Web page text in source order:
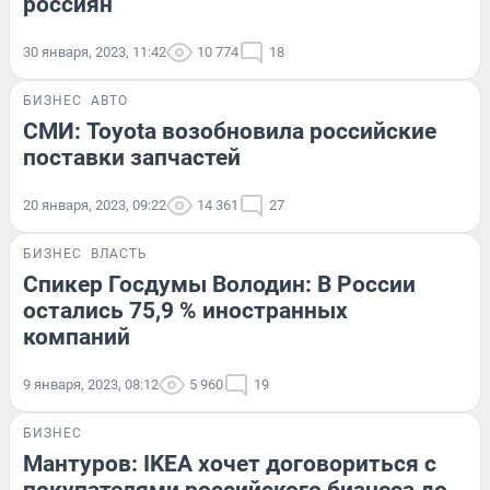
30 января, 2023, 11:42 10 774 18
БИЗНЕС АВТО
СМИ: Toyota возобновила российские
поставки запчастей
20 января, 2023, 09:22 14 361 27
БИЗНЕС ВЛАСТЬ
Спикер Госдумы Володин: В России
остались 75,9 % иностранных
компаний
9 января, 2023, 08:12 5 960 19
БИЗНЕС
Мантуров: IKEA хочет договориться с